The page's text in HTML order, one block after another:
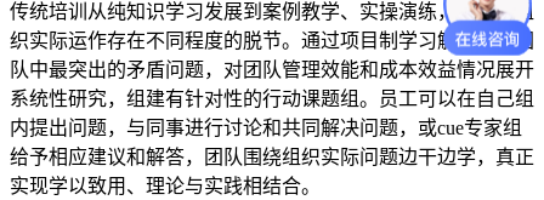
传统培训从纯知识学习发展到案例教学、实操演练，但仍与组
织实际运作存在不同程度的脱节。通过项目制学习解决目前团
队中最突出的矛盾问题，对团队管理效能和成本效益情况展开
系统性研究，组建有针对性的行动课题组。员工可以在自己组
内提出问题，与同事进行讨论和共同解决问题，或cue专家组
给予相应建议和解答，团队围绕组织实际问题边干边学，真正
实现学以致用、理论与实践相结合。